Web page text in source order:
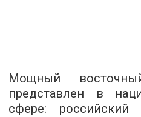
Мощный
представлен в
сфере: